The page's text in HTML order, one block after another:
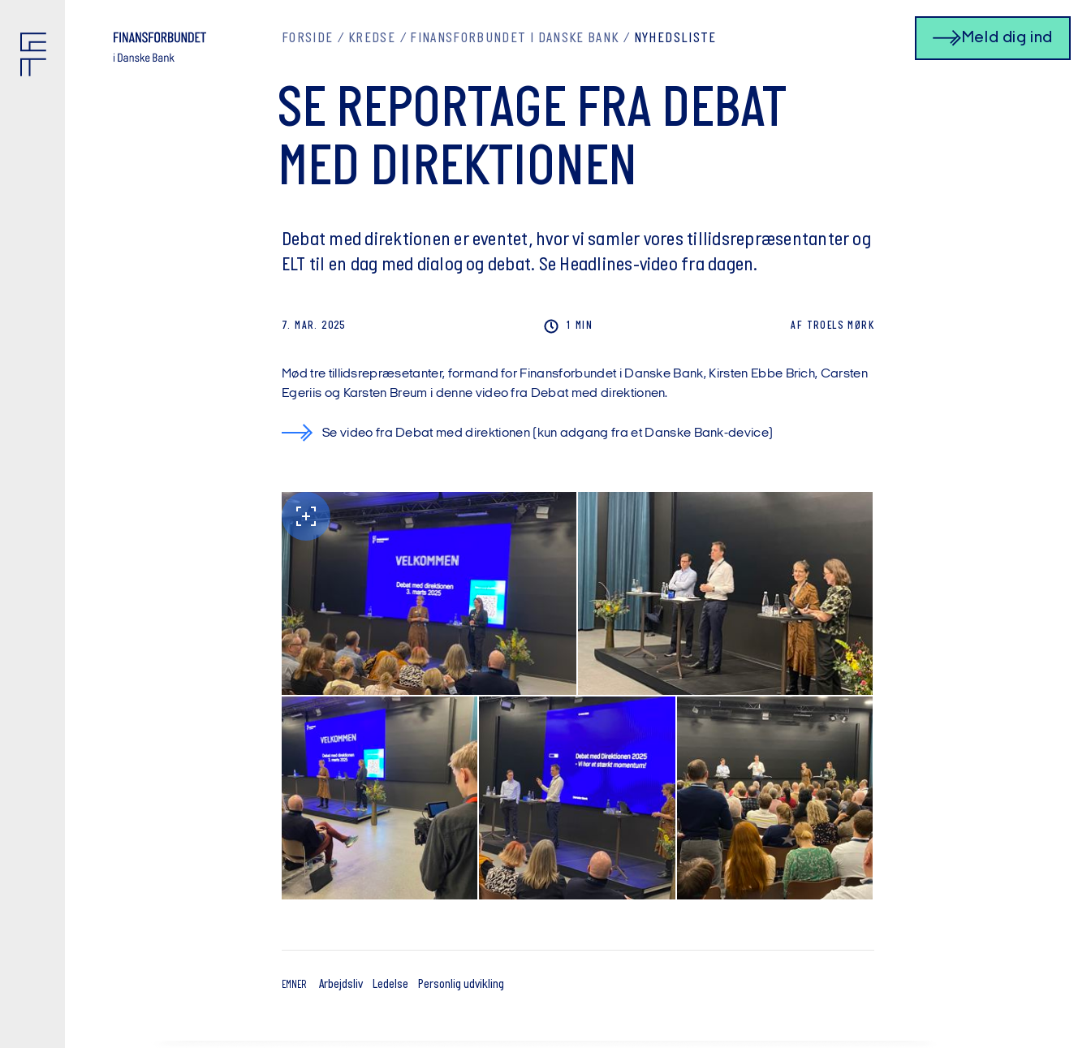
Meld dig ind
FORSIDE KREDSE FINANSFORBUNDET I DANSKE BANK NYHEDSLISTE
SE REPORTAGE FRA DEBAT
MED DIREKTIONEN
Debat med direktionen er eventet, hvor vi samler vores tillidsrepræsentanter og
ELT til en dag med dialog og debat. Se Headlines-video fra dagen.
7. MAR. 2025 1 MIN AF TROELSMØRK
Mød tre tillidsrepræsetanter, formand for Finansforbundet i Danske Bank, Kirsten Ebbe Brich, Carsten
Egeriis og Karsten Breum i denne video fra Debat med direktionen.
Se video fra Debat med direktionen (kun adgang fra et Danske Bank-device)
EMNER Arbejdsliv Ledelse Personlig udvikling